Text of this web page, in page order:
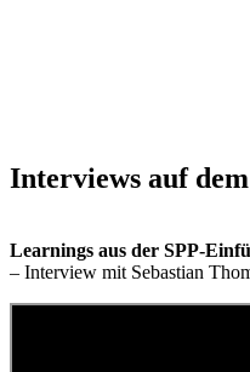
Interviews auf
Learnings aus der SPP-
– Interview mit Sebastian